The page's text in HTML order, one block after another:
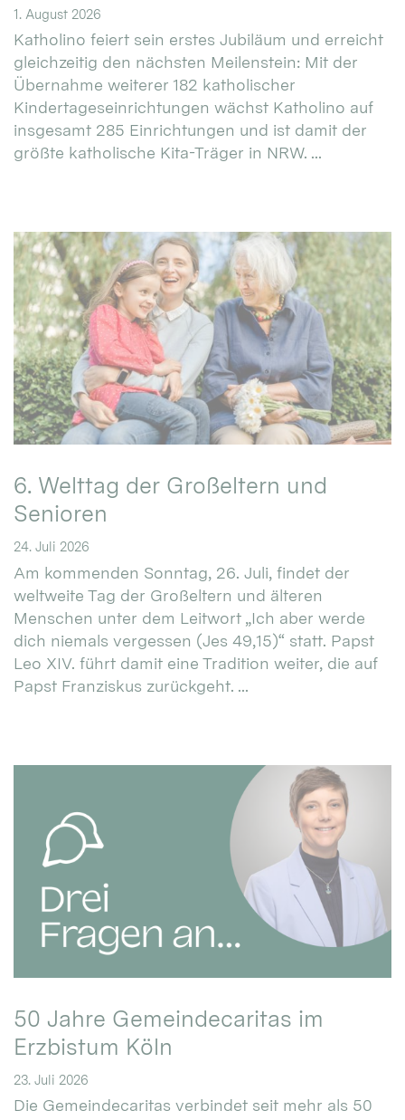
1. August 2026
Katholino feiert sein erstes Jubiläum und erreicht
gleichzeitig den nächsten Meilenstein: Mit der
Übernahme weiterer 182 katholischer
Kindertageseinrichtungen wächst Katholino auf
insgesamt 285 Einrichtungen und ist damit der
größte katholische Kita-Träger in NRW. ...
6. Welttag der Großeltern und
Senioren
24. Juli 2026
Am kommenden Sonntag, 26. Juli, findet der
weltweite Tag der Großeltern und älteren
Menschen unter dem Leitwort „Ich aber werde
dich niemals vergessen (Jes 49,15)“ statt. Papst
Leo XIV. führt damit eine Tradition weiter, die auf
Papst Franziskus zurückgeht. ...
50 Jahre Gemeindecaritas im
Erzbistum Köln
23. Juli 2026
Die Gemeindecaritas verbindet seit mehr als 50